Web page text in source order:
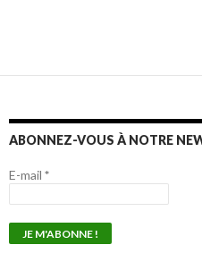
ABONNEZ-VOUS À NOTRE
E-mail *